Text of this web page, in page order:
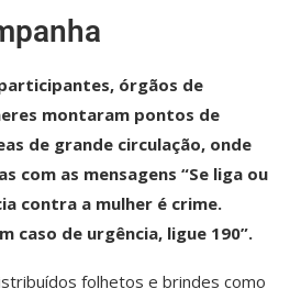
órgãos de
montaram pontos de
de grande circulação, onde
com as mensagens “Se liga ou
contra a mulher é crime.
caso de urgência, ligue 190”.
folhetos e brindes como